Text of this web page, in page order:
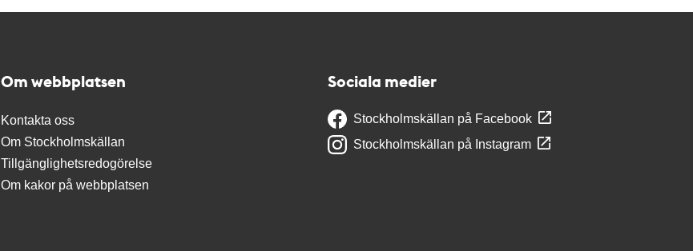
Om webbplatsen
Kontakta oss
Om Stockholmskällan
Tillgänglighetsredogörelse
Om kakor på webbplatsen
Sociala medier
Stockholmskällan på Facebook
Stockholmskällan på Instagram